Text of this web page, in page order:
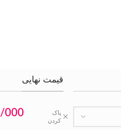
پاک
کردن
قیمت نهایی
000